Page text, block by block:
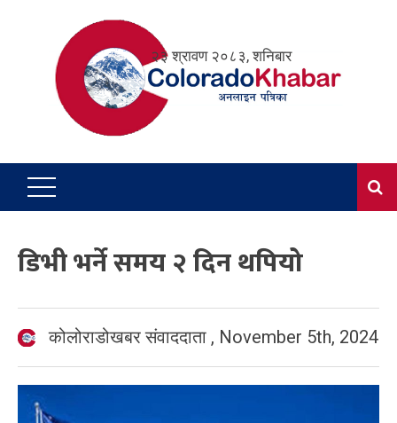
२३ श्रावण २०८३, शनिबार
डिभी भर्ने समय २ दिन थपियो
कोलोराडोखबर संवाददाता , November 5th, 2024